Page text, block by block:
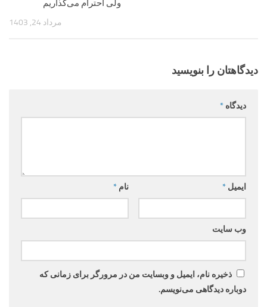
ولی احترام می‌گذاریم
مرداد 24, 1403
دیدگاهتان را بنویسید
دیدگاه *
نام * ایمیل *
وب‌ سایت
ذخیره نام، ایمیل و وبسایت من در مرورگر برای زمانی که
دوباره دیدگاهی می‌نویسم.